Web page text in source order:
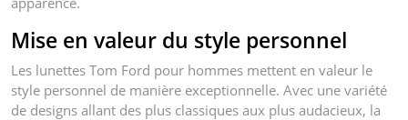
Mise en valeur du style personnel
Les lunettes Tom Ford pour hommes mettent en valeur le
style personnel de manière exceptionnelle. Avec une variété
de designs allant des plus classiques aux plus audacieux, la